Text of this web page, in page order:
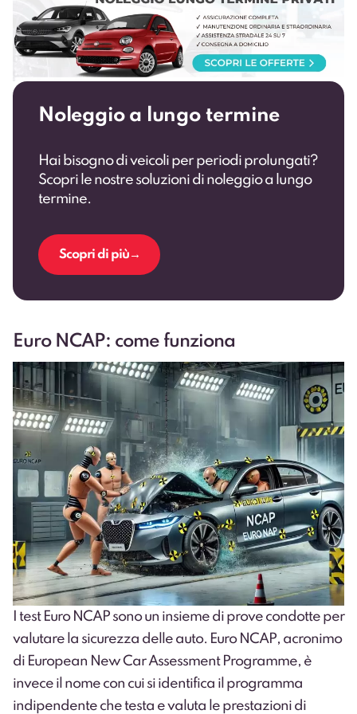
Noleggio a lungo termine
Hai bisogno di veicoli per periodi prolungati?
Scopri le nostre soluzioni di noleggio a lungo
termine.
Scopri di più
Euro NCAP: come funziona
I test Euro NCAP sono un insieme di prove condotte per
valutare la sicurezza delle auto. Euro NCAP, acronimo
di European New Car Assessment Programme, è
invece il nome con cui si identifica il programma
indipendente che testa e valuta le prestazioni di